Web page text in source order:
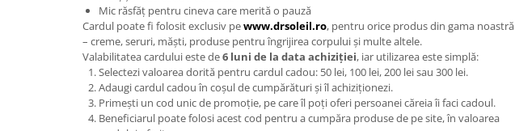
Mic răsfăț pentru cineva care merită o pauză
Cardul poate fi folosit exclusiv pewww.drsoleil.ro, pentru orice produs din gama noastră
– creme, seruri, măști, produse pentru îngrijirea corpului și multe altele.
Valabilitatea cardului este de6 luni de la data achiziției, iar utilizarea este simplă:
Selectezi valoarea dorită pentru cardul cadou: 50 lei, 100 lei, 200 lei sau 300 lei.
Adaugi cardul cadou în coșul de cumpărături și îl achiziționezi.
Primești un cod unic de promoție, pe care îl poți oferi persoanei căreia îi faci cadoul.
Beneficiarul poate folosi acest cod pentru a cumpăra produse de pe site, în valoarea